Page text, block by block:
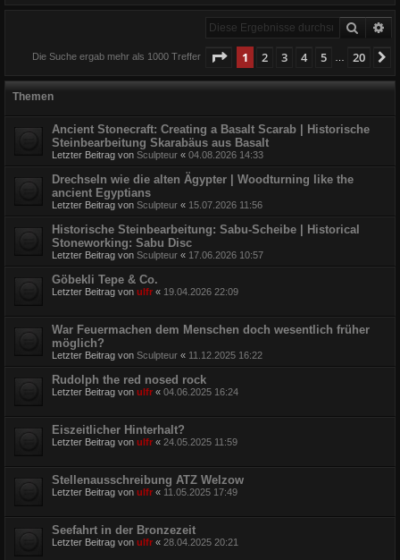
Suche
Die Suche ergab mehr als 1000 Treffer Seite 1von 20
1 2 3 4 5 20
Themen
Ancient Stonecraft: Creating a Basalt Scarab | Historische
Steinbearbeitung Skarabäus aus Basalt
Letzter Beitrag von Sculpteur « 04.08.2026 14:33
Drechseln wie die alten Ägypter | Woodturning like the
ancient Egyptians
Letzter Beitrag von Sculpteur « 15.07.2026 11:56
Historische Steinbearbeitung: Sabu-Scheibe | Historical
Stoneworking: Sabu Disc
Letzter Beitrag von Sculpteur « 17.06.2026 10:57
Göbekli Tepe & Co.
Letzter Beitrag von ulfr « 19.04.2026 22:09
War Feuermachen dem Menschen doch wesentlich früher
möglich?
Letzter Beitrag von Sculpteur « 11.12.2025 16:22
Rudolph the red nosed rock
Letzter Beitrag von ulfr « 04.06.2025 16:24
Eiszeitlicher Hinterhalt?
Letzter Beitrag von ulfr « 24.05.2025 11:59
Stellenausschreibung ATZ Welzow
Letzter Beitrag von ulfr « 11.05.2025 17:49
Seefahrt in der Bronzezeit
Letzter Beitrag von ulfr « 28.04.2025 20:21